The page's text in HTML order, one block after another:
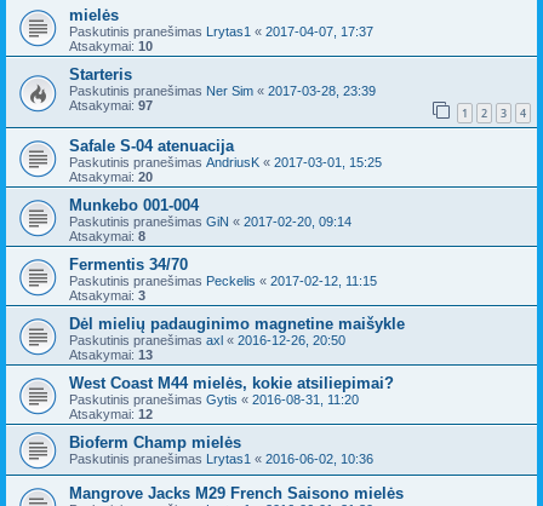
mielės
Paskutinis pranešimas Lrytas1 « 2017-04-07, 17:37
Atsakymai: 10
Starteris
Paskutinis pranešimas Ner Sim « 2017-03-28, 23:39
Atsakymai: 97 1 2 3 4
Safale S-04 atenuacija
Paskutinis pranešimas AndriusK « 2017-03-01, 15:25
Atsakymai: 20
Munkebo 001-004
Paskutinis pranešimas GiN « 2017-02-20, 09:14
Atsakymai: 8
Fermentis 34/70
Paskutinis pranešimas Peckelis « 2017-02-12, 11:15
Atsakymai: 3
Dėl mielių padauginimo magnetine maišykle
Paskutinis pranešimas axl « 2016-12-26, 20:50
Atsakymai: 13
West Coast M44 mielės, kokie atsiliepimai?
Paskutinis pranešimas Gytis « 2016-08-31, 11:20
Atsakymai: 12
Bioferm Champ mielės
Paskutinis pranešimas Lrytas1 « 2016-06-02, 10:36
Mangrove Jacks M29 French Saisono mielės